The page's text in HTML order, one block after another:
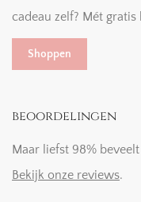
cadeau zelf? Mét
Shoppen
beoordelingen
Maar liefst 98%
Bekijk onze reviews.